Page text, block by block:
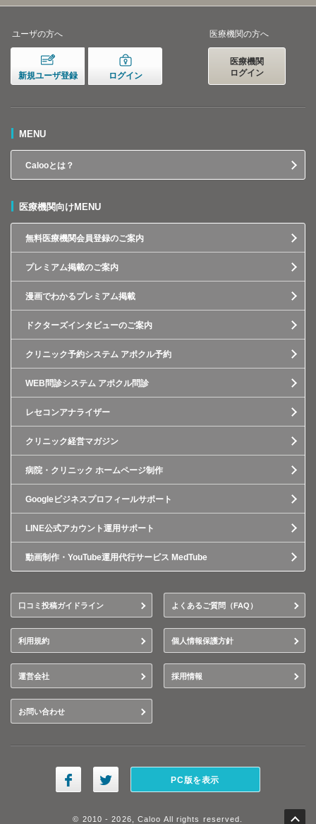
ユーザの方へ
新規ユーザ登録 ログイン
医療機関の方へ
医療機関
ログイン
MENU
Calooとは？
医療機関向けMENU
無料医療機関会員登録のご案内
プレミアム掲載のご案内
漫画でわかるプレミアム掲載
ドクターズインタビューのご案内
クリニック予約システム アポクル予約
WEB問診システム アポクル問診
レセコンアナライザー
クリニック経営マガジン
病院・クリニック ホームページ制作
Googleビジネスプロフィールサポート
LINE公式アカウント運用サポート
動画制作・YouTube運用代行サービス MedTube
口コミ投稿ガイドライン よくあるご質問（FAQ）
利用規約 個人情報保護方針
運営会社 採用情報
お問い合わせ
PC版を表示
© 2010 - 2026, Caloo All rights reserved.